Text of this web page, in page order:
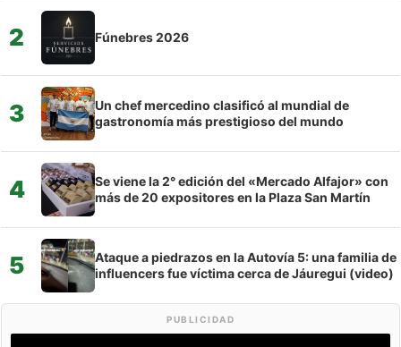
2 Fúnebres 2026
3
Un chef mercedino clasificó al mundial de
gastronomía más prestigioso del mundo
4
Se viene la 2° edición del «Mercado Alfajor» con
más de 20 expositores en la Plaza San Martín
5
Ataque a piedrazos en la Autovía 5: una familia de
influencers fue víctima cerca de Jáuregui (video)
PUBLICIDAD